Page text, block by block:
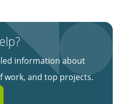
information about
work, and top projects.